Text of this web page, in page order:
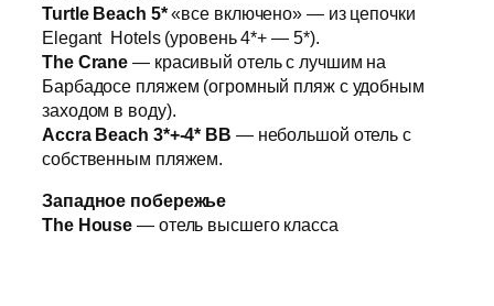
Turtle Beach 5*«все включено» — из цепочки
Elegant Hotels (уровень 4*+ — 5*).
The Crane — красивый отель с лучшим на
Барбадосе пляжем (огромный пляж с удобным
заходом в воду).
Accra Beach 3*+-4* BB — небольшой отель с
собственным пляжем.
Западное побережье
The House — отель высшего класса